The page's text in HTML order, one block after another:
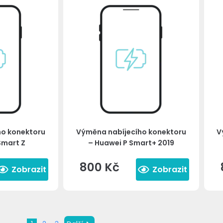
konektoru
Z
Zobrazit
Výměna nabíjecího konektoru
– Huawei P Smart+ 2019
800 Kč Zobrazit